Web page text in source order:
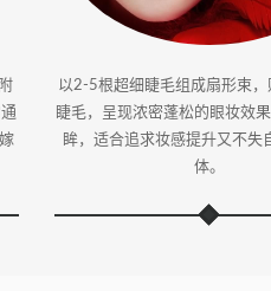
以2-5根超细睫毛组成扇形束
睫毛，呈现浓密蓬松的眼妆效
眸，适合追求妆感提升又不失
体。